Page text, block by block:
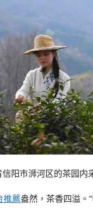
阳市浉河区的茶园内
推薦盎然，茶香四溢。